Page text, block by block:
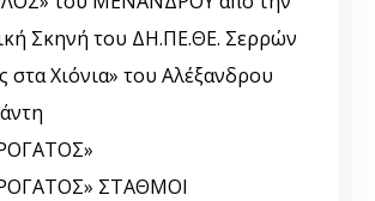
Σκηνή του ΔΗ.ΠΕ.ΘΕ. Σερρών
στα Χιόνια» του Αλέξανδρου
ΣΤΑΘΜΟΙ